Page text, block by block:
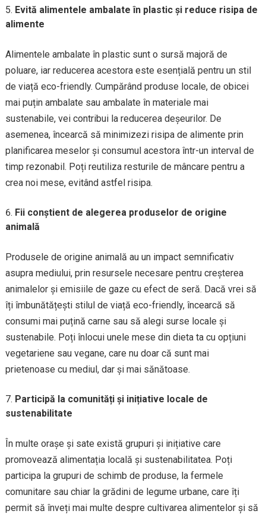
Evită alimentele ambalate în plastic și reduce risipa de
alimente
Alimentele ambalate în plastic sunt o sursă majoră de
poluare, iar reducerea acestora este esențială pentru un stil
de viață eco-friendly. Cumpărând produse locale, de obicei
mai puțin ambalate sau ambalate în materiale mai
sustenabile, vei contribui la reducerea deșeurilor. De
asemenea, încearcă să minimizezi risipa de alimente prin
planificarea meselor și consumul acestora într-un interval de
timp rezonabil. Poți reutiliza resturile de mâncare pentru a
crea noi mese, evitând astfel risipa.
Fii conștient de alegerea produselor de origine
animală
Produsele de origine animală au un impact semnificativ
asupra mediului, prin resursele necesare pentru creșterea
animalelor și emisiile de gaze cu efect de seră. Dacă vrei să
îți îmbunătățești stilul de viață eco-friendly, încearcă să
consumi mai puțină carne sau să alegi surse locale și
sustenabile. Poți înlocui unele mese din dieta ta cu opțiuni
vegetariene sau vegane, care nu doar că sunt mai
prietenoase cu mediul, dar și mai sănătoase.
Participă la comunități și inițiative locale de
sustenabilitate
În multe orașe și sate există grupuri și inițiative care
promovează alimentația locală și sustenabilitatea. Poți
participa la grupuri de schimb de produse, la fermele
comunitare sau chiar la grădini de legume urbane, care îți
permit să înveți mai multe despre cultivarea alimentelor și să